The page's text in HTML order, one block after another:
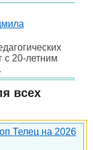
с 20-летним
всех
Телец на 2026